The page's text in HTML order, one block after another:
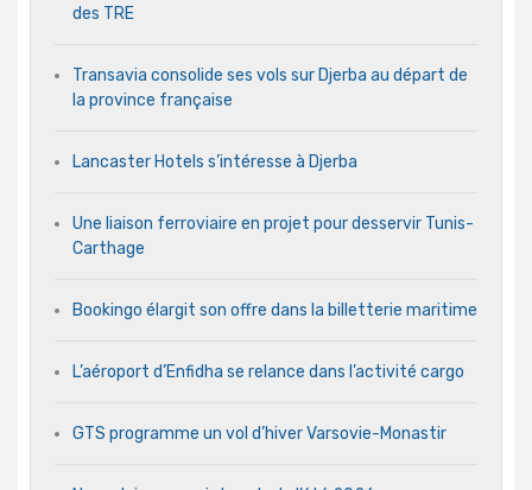
des TRE
Transavia consolide ses vols sur Djerba au départ de
la province française
Lancaster Hotels s’intéresse à Djerba
Une liaison ferroviaire en projet pour desservir Tunis-
Carthage
Bookingo élargit son offre dans la billetterie maritime
L’aéroport d’Enfidha se relance dans l’activité cargo
GTS programme un vol d’hiver Varsovie-Monastir